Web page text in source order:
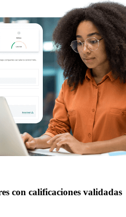
con calificaciones validadas